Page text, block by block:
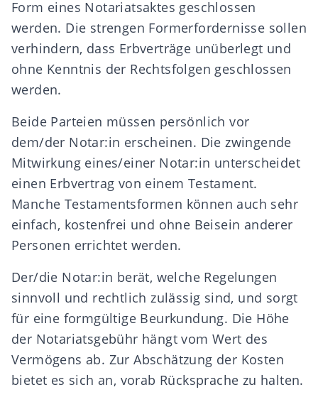
Form eines Notariatsaktes geschlossen
werden. Die strengen Formerfordernisse sollen
verhindern, dass Erbverträge unüberlegt und
ohne Kenntnis der Rechtsfolgen geschlossen
werden.
Beide Parteien müssen persönlich vor
dem/der Notar:in erscheinen. Die zwingende
Mitwirkung eines/einer Notar:in unterscheidet
einen Erbvertrag von einem Testament.
Manche Testamentsformen können auch sehr
einfach, kostenfrei und ohne Beisein anderer
Personen errichtet werden.
Der/die Notar:in berät, welche Regelungen
sinnvoll und rechtlich zulässig sind, und sorgt
für eine formgültige Beurkundung. Die Höhe
der Notariatsgebühr hängt vom Wert des
Vermögens ab. Zur Abschätzung der Kosten
bietet es sich an, vorab Rücksprache zu halten.